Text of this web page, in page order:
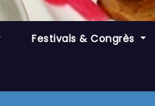
Festivals & Congrès